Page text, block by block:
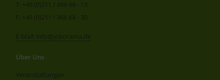
T: +49 (0)211 / 866 68 - 13
F: +49 (0)211 / 866 68 - 30
E-Mail: info@joborama.de
Über Uns
Veranstaltungen